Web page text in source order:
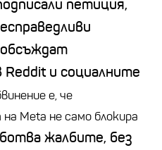
петиция,
обсъждат
Redditи социалните
е, че
на Meta не само блокира
жалбите, без